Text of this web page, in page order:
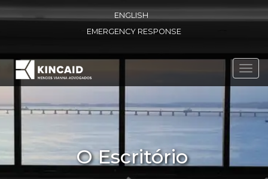
ENGLISH
EMERGENCY RESPONSE
O Escritório